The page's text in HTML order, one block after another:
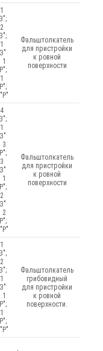
1
2
1
1
1
Фальштолкатель
для пристройки
к ровной
поверхности
4
1
3
3
1
2
2
Фальштолкатель
для пристройки
к ровной
поверхности
1
2
1
1
1
Фальштолкатель
грибовидный
для пристройки
к ровной
поверхности.